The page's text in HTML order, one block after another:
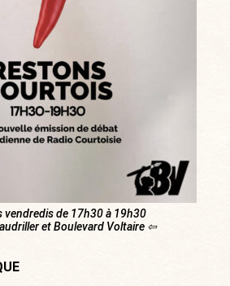
vendredis de 17h30 à 19h30
et Boulevard Voltaire ⇦